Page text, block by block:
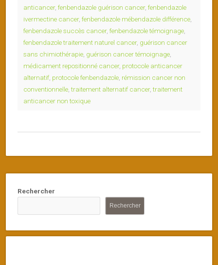
anticancer, fenbendazole guérison cancer, fenbendazole
ivermectine cancer, fenbendazole mébendazole différence
fenbendazole succès cancer, fenbendazole témoignage
fenbendazole traitement naturel cancer, guérison cancer
sans chimiothérapie guérison cancer témoignage
médicament repositionné cancer, protocole anticancer
alternatif protocole fenbendazole rémission cancer non
conventionnelle ,traitement alternatif cancer,traitement
anticancer non toxique
Rechercher
Rechercher